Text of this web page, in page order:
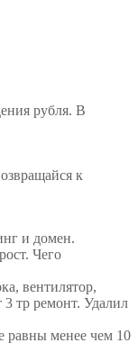
рубля. В
к
и домен.
Чего
вентилятор,
3 тр ремонт. Удалил
равны менее чем 10